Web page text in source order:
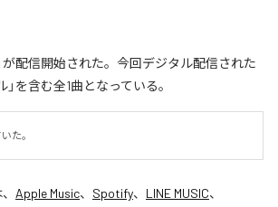
が配信開始された。今回デジタル配信された
を含む全1曲となっている。
た。
Apple Music、 Spotify、 LINE MUSIC、